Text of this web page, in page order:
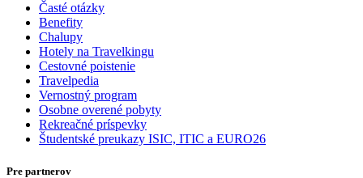
Časté otázky
Benefity
Chalupy
Hotely na Travelkingu
Cestovné poistenie
Travelpedia
Vernostný program
Osobne overené pobyty
Rekreačné príspevky
Študentské preukazy ISIC, ITIC a EURO26
Pre partnerov